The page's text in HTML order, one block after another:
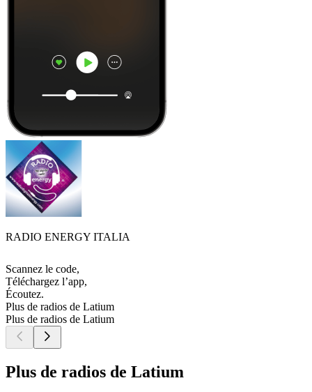
RADIO ENERGY ITALIA
Scannez le code,
Téléchargez l’app,
Écoutez.
Plus de radios de Latium
Plus de radios de Latium
Plus de radios de Latium